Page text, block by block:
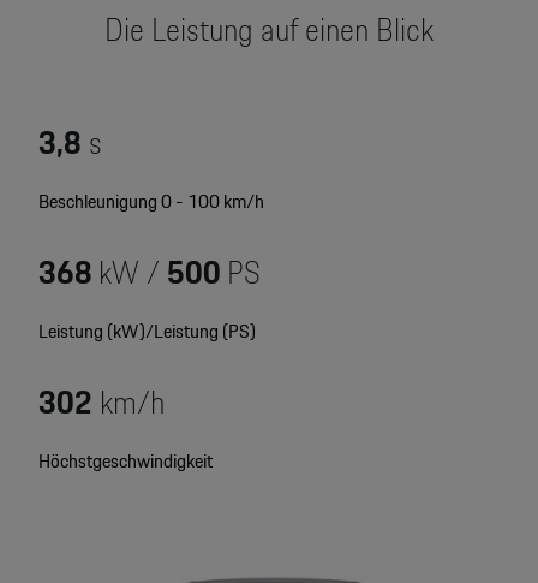
Motorsport & Events
Wir über uns
Newsletter abonnieren
Porsche Gebrauchtwagen
Konfigurator
Car Configurator
Porsche Timepieces
Die Leistung auf einen Blick
3,8s
Beschleunigung 0 - 100 km/h
368kW /500PS
Leistung (kW)/Leistung (PS)
302 km/h
Höchstgeschwindigkeit